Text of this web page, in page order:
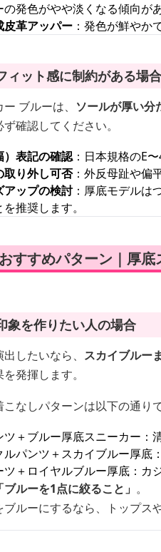
発色がやや淡くなる傾向があ
皮革アッパー ：発色が鮮やか
ィット感に制約がある場
ブルーは、 ソールが厚い分
確認してください。
）表記の確認：日本規格のE
取り外し可否：外反母趾や偏
アップの検討：厚底モデルは
推奨します。
すすめパターン｜厚底
象を作りたい人の場合
したいなら、 スカイブルー
発揮します。
なしパターンは以下の通りで
ツ＋ブルー厚底スニーカー：
ルパンツ＋スカイブルー厚底
ツ＋ロイヤルブルー厚底：カ
ルーを1点に絞ること」 。
ルーにするなら、トップス